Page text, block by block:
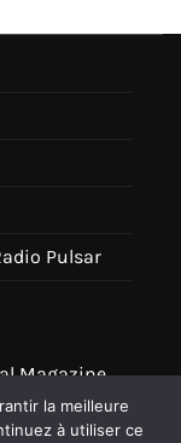
Pulsar
Magazine
la meilleure
à utiliser ce